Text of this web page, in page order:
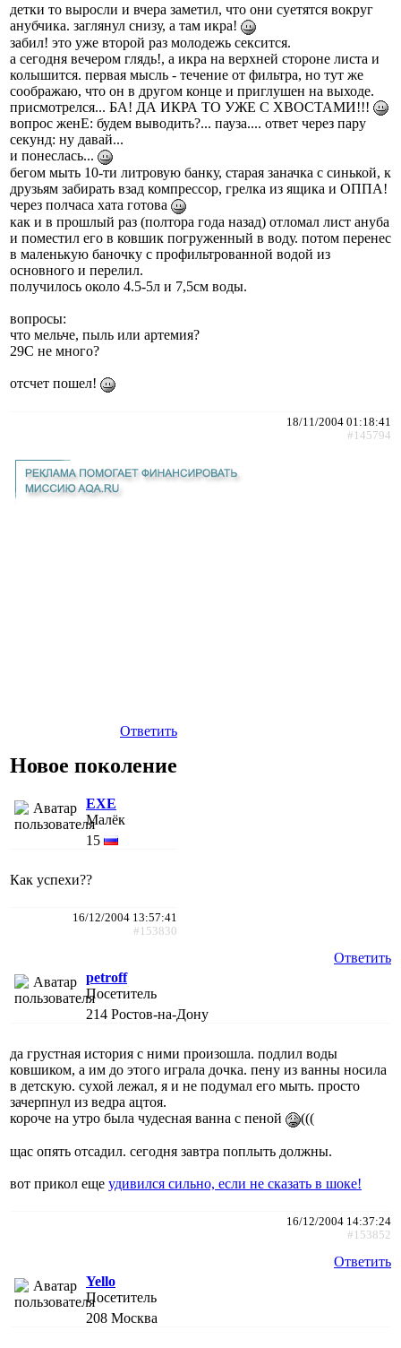
детки то выросли и вчера заметил, что они суетятся вокруг
анубчика. заглянул снизу, а там икра!
забил! это уже второй раз молодежь сексится.
а сегодня вечером глядь!, а икра на верхней стороне листа и
колышится. первая мысль - течение от фильтра, но тут же
соображаю, что он в другом конце и приглушен на выходе.
присмотрелся... БА! ДА ИКРА ТО УЖЕ С ХВОСТАМИ!!!
вопрос женЕ: будем выводить?... пауза.... ответ через пару
секунд: ну давай...
и понеслась...
бегом мыть 10-ти литровую банку, старая заначка с синькой, к
друзьям забирать взад компрессор, грелка из ящика и ОППА!
через полчаса хата готова
как и в прошлый раз (полтора года назад) отломал лист ануба
и поместил его в ковшик погруженный в воду. потом перенес
в маленькую баночку с профильтрованной водой из
основного и перелил.
получилось около 4.5-5л и 7,5см воды.
вопросы:
что мельче, пыль или артемия?
29С не много?
отсчет пошел!
18/11/2004 01:18:41
#145794
Ответить
Новое поколение
EXE
Малёк
15
Как успехи??
16/12/2004 13:57:41
#153830
Ответить
petroff
Посетитель
214 Ростов-на-Дону
да грустная история с ними произошла. подлил воды
ковшиком, а им до этого играла дочка. пену из ванны носила
в детскую. сухой лежал, я и не подумал его мыть. просто
зачерпнул из ведра ацтоя.
короче на утро была чудесная ванна с пеной
(((
щас опять отсадил. сегодня завтра поплыть должны.
вот прикол еще удивился сильно, если не сказать в шоке!
16/12/2004 14:37:24
#153852
Ответить
Yello
Посетитель
208 Москва